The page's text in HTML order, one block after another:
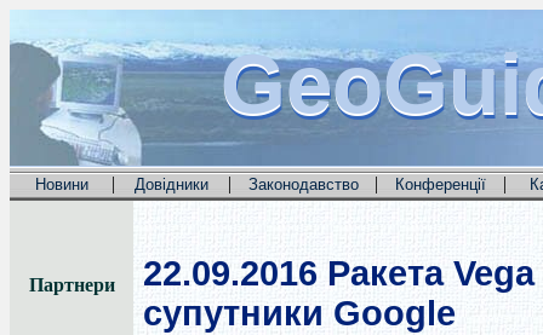
Новини | Довідники | Законодавство | Конференції |
Партнери 22.09.2016 Ракета
супутники Google